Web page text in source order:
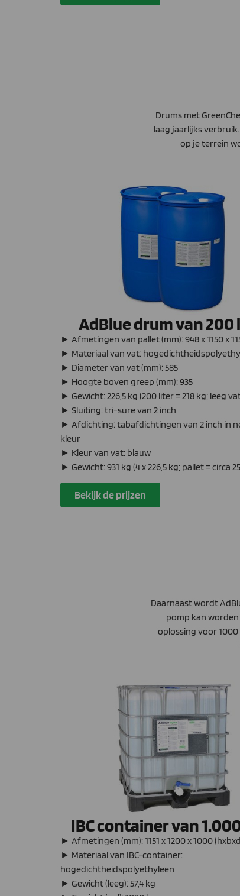
Drums met
laag jaarlijks
op je terrein
AdBlue drum van
► Afmetingen van pallet (mm): 948 x 1150 x
► Materiaal van vat:
► Diameter van vat (mm): 585
► Hoogte boven greep (mm): 935
► Gewicht: 226,5 kg (200 liter = 218 kg; leeg
► Sluiting: tri-sure van 2 inch
► Afdichting: tabafdichtingen van 2 inch in
kleur
► Kleur van vat: blauw
► Gewicht: 931 kg (4 x 226,5 kg; pallet = circa
Bekijk de prijzen
Daarnaast wordt
pomp kan
oplossing voor 1000
IBC container van
► Afmetingen (mm): 1151 x 1200 x 1000
► Materiaal van IBC-container:
hogedichtheidspolyethyleen
► Gewicht (leeg): 57,4 kg